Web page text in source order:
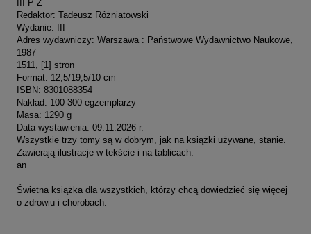
III P-Ż
Redaktor: Tadeusz Różniatowski
Wydanie: III
Adres wydawniczy: Warszawa : Państwowe Wydawnictwo Naukowe,
1987
1511, [1] stron
Format: 12,5/19,5/10 cm
ISBN: 8301088354
Nakład: 100 300 egzemplarzy
Masa: 1290 g
Data wystawienia: 09.11.2026 r.
Wszystkie trzy tomy są w dobrym, jak na książki używane, stanie.
Zawierają ilustracje w tekście i na tablicach.
an
Świetna książka dla wszystkich, którzy chcą dowiedzieć się więcej
o zdrowiu i chorobach.